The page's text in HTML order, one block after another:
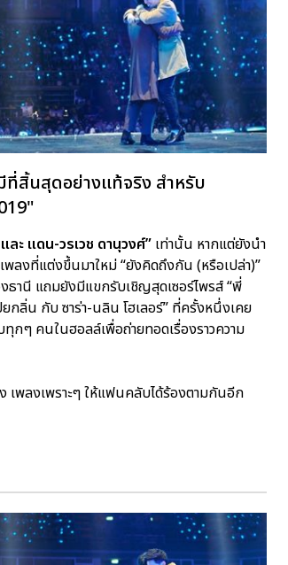
สิ้นสุดอย่างแท้จริง สำหรับ
ะ แดน-วรเวช ดานุวงศ์” เท่านั้น หากแต่ยังนำ
ลงที่แต่งขึ้นมาใหม่ “ยังคิดถึงกัน (หรือเปล่า)”
านี แถมยังมีแขกรับเชิญสุดเซอร์ไพรส์ “พี่
กลิ่น กับ ซาร่า-นลิน โฮเลอร์” ที่ครั้งหนึ่งเคย
ๆ คนในฮอลล์เพื่อถ่ายทอดเรื่องราวความ
เพลงเพราะๆ ให้แฟนคลับได้ร้องตามกันอีก